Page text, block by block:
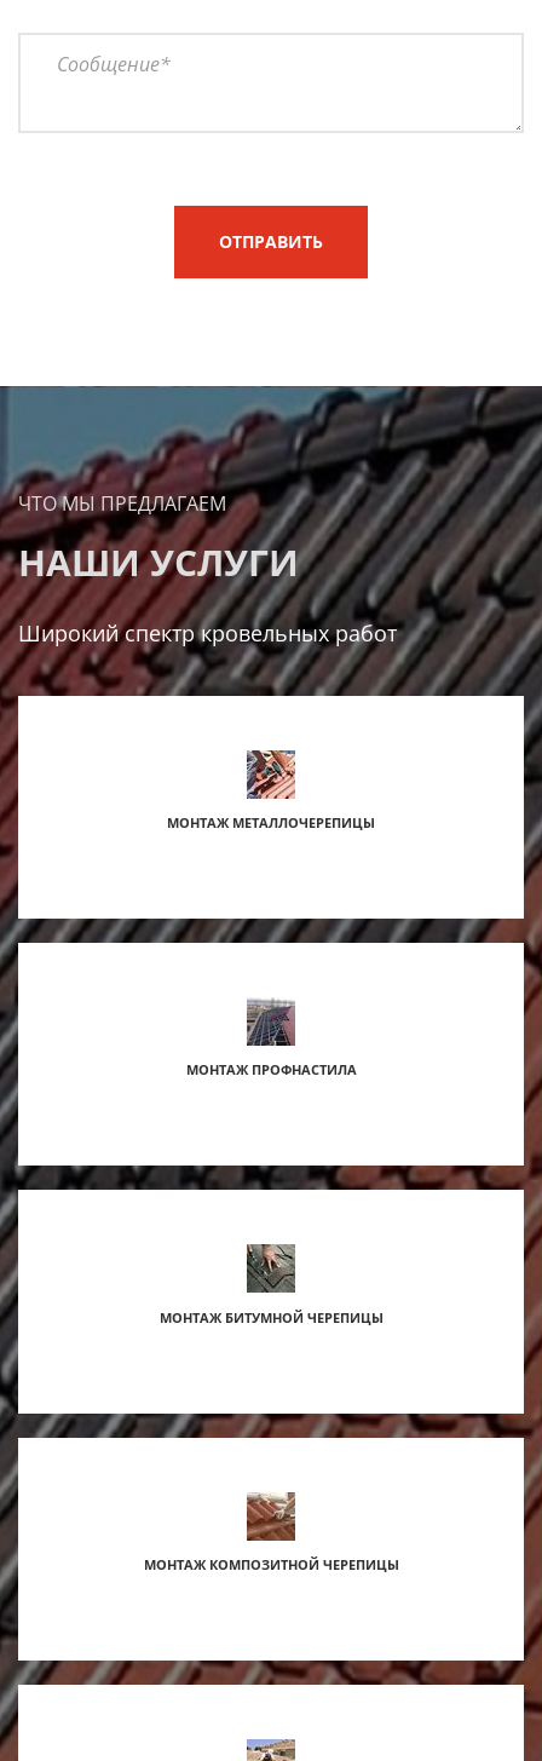
ОТПРАВИТЬ
ЧТО МЫ ПРЕДЛАГАЕМ
НАШИ УСЛУГИ
Широкий спектр кровельных работ
МОНТАЖ МЕТАЛЛОЧЕРЕПИЦЫ
МОНТАЖ ПРОФНАСТИЛА
МОНТАЖ БИТУМНОЙ ЧЕРЕПИЦЫ
МОНТАЖ КОМПОЗИТНОЙ ЧЕРЕПИЦЫ